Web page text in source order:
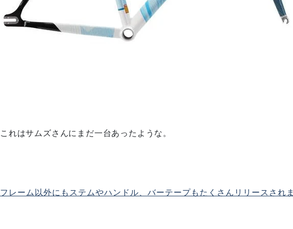
これはサムズさんにまだ一台あったような。
フレーム以外にもステムやハンドル、バーテープもたくさんリリースされ